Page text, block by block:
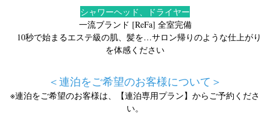
シャワーヘッド、ドライヤー
一流ブランド [ReFa] 全室完備
10秒で始まるエステ級の肌、髪を…サロン帰りのような仕上がり
を体感ください
＜連泊をご希望のお客様について＞
※連泊をご希望のお客様は、【連泊専用プラン】からご予約くださ
い。